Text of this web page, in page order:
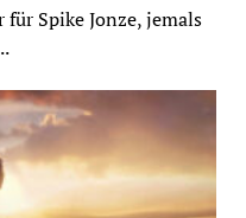
Spike Jonze, jemals